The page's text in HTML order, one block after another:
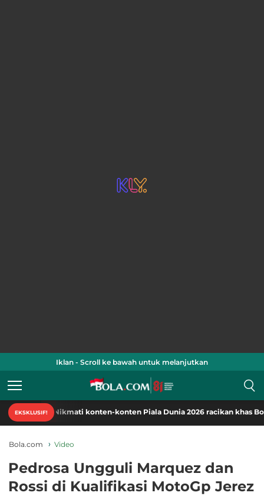
Iklan - Scroll ke bawah untuk melanjutkan
EKSKLUSIF!Nikmati konten-konten Piala Dunia 2026 racikan khas
Bola.com Video
Pedrosa Ungguli Marquez dan
Rossi di Kualifikasi MotoGp Jerez